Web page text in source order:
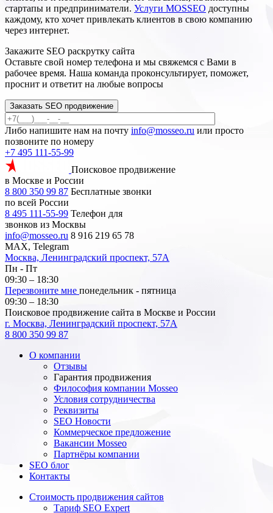
стартапы и предприниматели. Услуги MOSSEO доступны
каждому, кто хочет привлекать клиентов в свою компанию
через интернет.
Закажите SEO раскрутку сайта
Оставьте свой номер телефона и мы свяжемся с Вами в
рабочее время. Наша команда проконсультирует, поможет,
проснит и ответит на любые вопросы
Заказать SEO продвижение
Либо напишите нам на почту info@mosseo.ru или просто
позвоните по номеру
+7 495 111-55-99
Поисковое продвижение
в Москве и России
8 800 350 99 87 Бесплатные звонки
по всей России
8 495 111-55-99 Телефон для
звонков из Москвы
info@mosseo.ru 8 916 219 65 78
MAX, Telegram
Москва, Ленинградский проспект, 57А
Пн - Пт
09:30 – 18:30
Перезвоните мне понедельник - пятница
09:30 – 18:30
Поисковое продвижение сайта в Москве и России
г. Москва, Ленинградский проспект, 57А
8 800 350 99 87
О компании
Отзывы
Гарантия продвижения
Философия компании Mosseo
Условия сотрудничества
Реквизиты
SEO Новости
Коммерческое предложение
Вакансии Mosseo
Партнёры компании
SEO блог
Контакты
Стоимость продвижения сайтов
Тариф SEO Expert